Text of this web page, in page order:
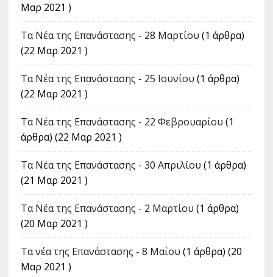
Μαρ 2021 )
Τα Νέα της Επανάστασης - 28 Μαρτίου (1 άρθρα)
(22 Μαρ 2021 )
Τα Νέα της Επανάστασης - 25 Ιουνίου (1 άρθρα)
(22 Μαρ 2021 )
Τα Νέα της Επανάστασης - 22 Φεβρουαρίου (1
άρθρα) (22 Μαρ 2021 )
Τα Νέα της Επανάστασης - 30 Απριλίου (1 άρθρα)
(21 Μαρ 2021 )
Τα Νέα της Επανάστασης - 2 Μαρτίου (1 άρθρα)
(20 Μαρ 2021 )
Τα νέα της Επανάστασης - 8 Μαΐου (1 άρθρα) (20
Μαρ 2021 )